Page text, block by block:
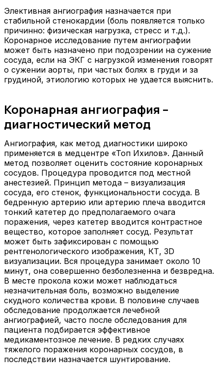
Элективная ангиография назначается при
стабильной стенокардии (боль появляется только
причинно: физическая нагрузка, стресс и т.д.).
Коронарное исследование путем ангиографии
может быть назначено при подозрении на сужение
сосуда, если на ЭКГ с нагрузкой изменения говорят
о сужении аорты, при частых болях в груди и за
грудиной, этиологию которых не удается выяснить.
Коронарная ангиография –
диагностический метод
Ангиография, как метод диагностики широко
применяется в медцентре «Топ Ихилов». Данный
метод позволяет оценить состояние коронарных
сосудов. Процедура проводится под местной
анестезией. Принцип метода – визуализация
сосуда, его стенок, функциональности сосуда. В
бедренную артерию или артерию плеча вводится
тонкий катетер до предполагаемого очага
поражения, через катетер вводится контрастное
вещество, которое заполняет сосуд. Результат
может быть зафиксирован с помощью
рентгенологического изображения, КТ, 3D
визуализации. Вся процедура занимает около 10
минут, она совершенно безболезненна и безвредна.
В месте прокола кожи может наблюдаться
незначительная боль, возможно выделение
скудного количества крови. В половине случаев
обследование продолжается лечебной
ангиографией, часто после обследования для
пациента подбирается эффективное
медикаментозное лечение. В редких случаях
тяжелого поражения коронарных сосудов, в
последствии назначается шунтирование.